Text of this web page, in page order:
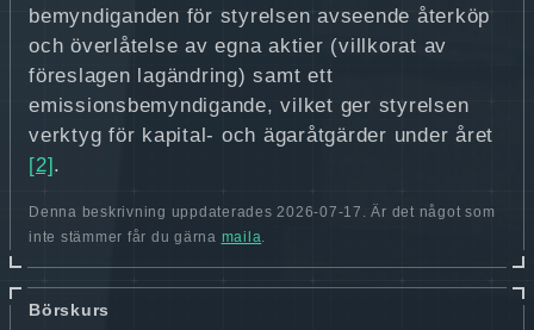
bemyndiganden för styrelsen avseende återköp
och överlåtelse av egna aktier (villkorat av
föreslagen lagändring) samt ett
emissionsbemyndigande, vilket ger styrelsen
verktyg för kapital- och ägaråtgärder under året
[2] .
Denna beskrivning uppdaterades 2026-07-17. Är det något som
inte stämmer får du gärna maila.
Börskurs